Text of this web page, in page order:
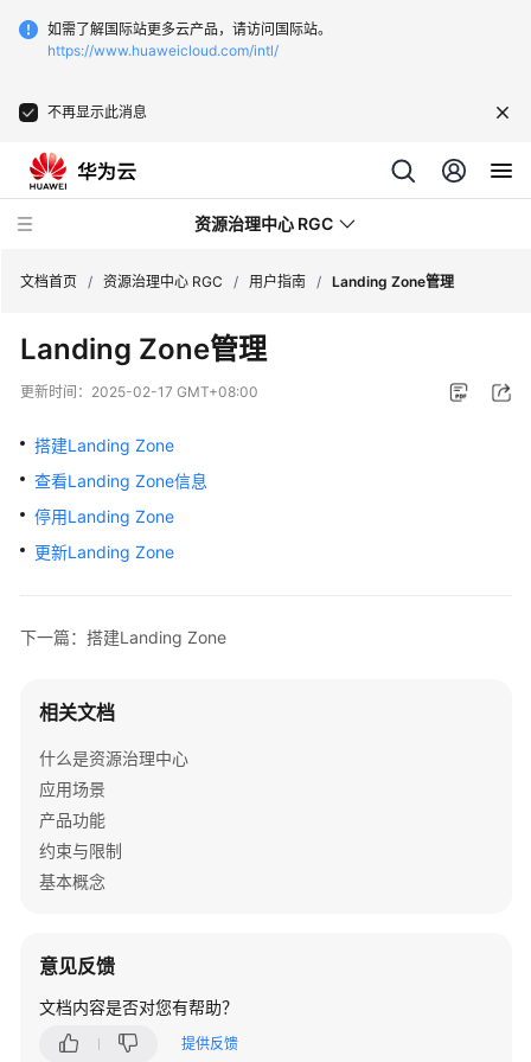
如需了解国际站更多云产品，请访问国际站。
https://www.huaweicloud.com/intl/
不再显示此消息
资源治理中心 RGC
产
品
绍
快
速
入
门
户
南
Landing
Zone
理
搭
Zone
查
看
文档首页 / 资源治理中心 RGC / 用户指南 / Landing Zone管理
Landing Zone管理
更新时间： 2025-02-17 GMT+08:00
搭建Landing Zone
查看Landing Zone信息
停用Landing Zone
更新Landing Zone
下一篇：搭建Landing Zone
相关文档
什么是资源治理中心
应用场景
产品功能
约束与限制
基本概念
意见反馈
文档内容是否对您有帮助？
提供反馈